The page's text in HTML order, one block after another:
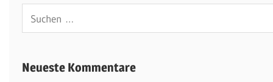
nach:
Neueste Kommentare